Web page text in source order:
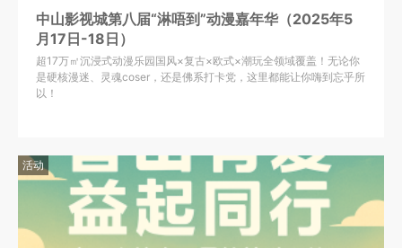
中山影视城第八届“淋唔到”动漫嘉年华（2025年5
月17日-18日）
超17万㎡沉浸式动漫乐园国风×复古×欧式×潮玩全领域覆盖！无论你
是硬核漫迷、灵魂coser，还是佛系打卡党，这里都能让你嗨到忘乎所
以！
活动